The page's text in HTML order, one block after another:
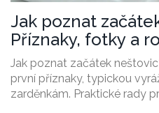
Jak poznat
Příznaky, fotky a
Jak poznat začátek
první příznaky, typickou
zarděnkám. Praktické rady